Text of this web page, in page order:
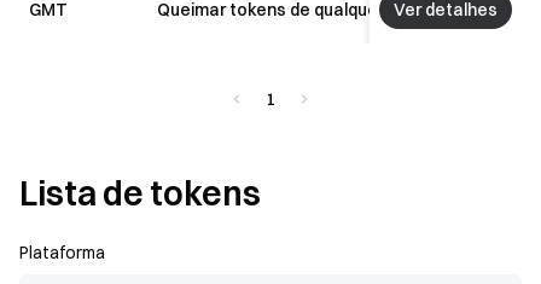
GMT Queimar tokens de qualquer conta Riscos
Ver detalhes
1
Lista de tokens
Plataforma